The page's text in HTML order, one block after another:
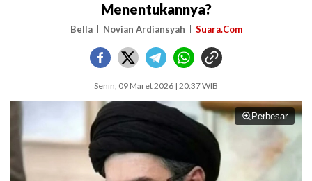
Menentukannya?
Bella Novian Ardiansyah Suara.Com
Senin, 09 Maret 2026 | 20:37 WIB
Perbesar